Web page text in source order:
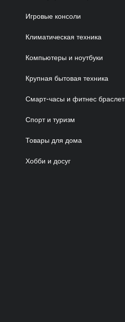
Игровые консоли
Климатическая техника
Компьютеры и ноутбуки
Крупная бытовая техника
Смарт-часы и фитнес
Спорт и туризм
Товары для дома
Хобби и досуг